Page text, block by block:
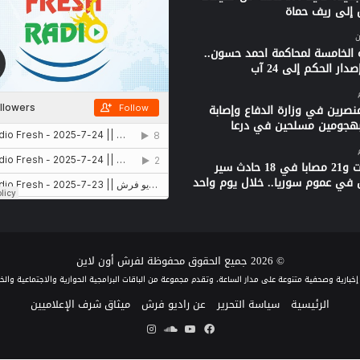
إلى ريف حماة
الخامسة لمحاكمة احمد حسون..
الحكم إلى 24 آب
في وزارة الدفاع وإصابة
مسلحين في درعا
3 وفيات و21 مصابا في 18 حادث سير
في عموم سوريا.. خلال يوم واحد
© 2026 جميع الحقوق محفوظة لفرش أون لاين
الرئيسية سياسة التحرير عن راديو فرش ميثاق شرف الإعلاميين
فيسبوك
يوتيوب
ساوندانستقرام